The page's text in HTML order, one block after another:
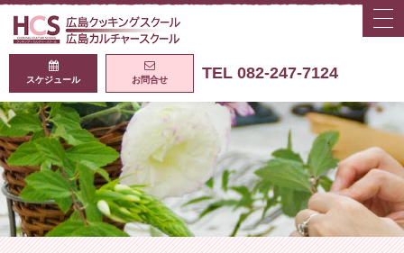
広島クッキン
スケジュール お問合せ TEL 082-247-7124